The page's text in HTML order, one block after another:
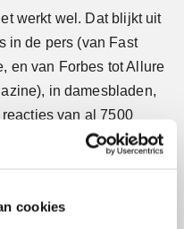
cookies
werkt wel. Dat blijkt uit
in de pers (van Fast
en van Forbes tot Allure
in damesbladen,
van al 7500
Wash-website.